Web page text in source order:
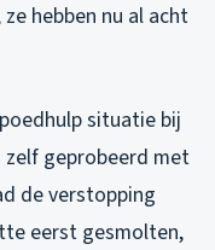
hebben nu al acht
situatie bij
zelf geprobeerd met
de verstopping
eerst gesmolten,